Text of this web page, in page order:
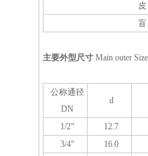
盲
主要外型尺寸 Main outer Size
公称通径
DN
d
1/2"
12.7
3/4"
16.0